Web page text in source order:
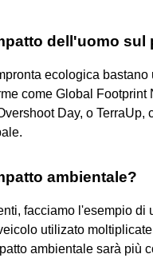
dell'uomo sul
ecologica
come Global Footprint
Day, o
ambientale?
facciamo l'esempio
utilizato
ambientale sarà più